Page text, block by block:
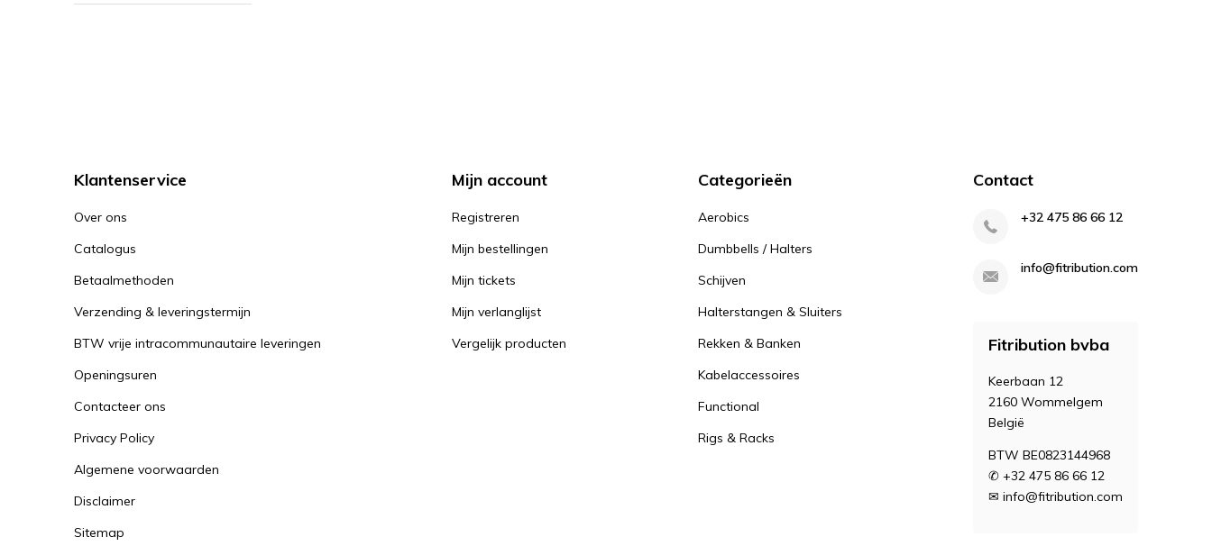
Klantenservice
Over ons
Catalogus
Betaalmethoden
Verzending & leveringstermijn
BTW vrije intracommunautaire leveringen
Openingsuren
Contacteer ons
Privacy Policy
Algemene voorwaarden
Disclaimer
Sitemap
Mijn account
Registreren
Mijn bestellingen
Mijn tickets
Mijn verlanglijst
Vergelijk producten
Categorieën
Aerobics
Dumbbells / Halters
Schijven
Halterstangen & Sluiters
Rekken & Banken
Kabelaccessoires
Functional
Rigs & Racks
Contact
+32 475 86 66 12
info@fitribution.com
Fitribution bvba
Keerbaan 12
2160 Wommelgem
België
BTW BE0823144968
✆ +32 475 86 66 12
✉ info@fitribution.com